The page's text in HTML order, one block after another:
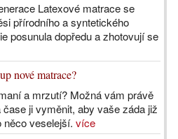
Latexové matrace se
přírodního a syntetického
posunula dopředu a zhotovují se
nové matrace?
a mrzutí? Možná vám právě
ji vyměnit, aby vaše záda již
něco veselejší. více